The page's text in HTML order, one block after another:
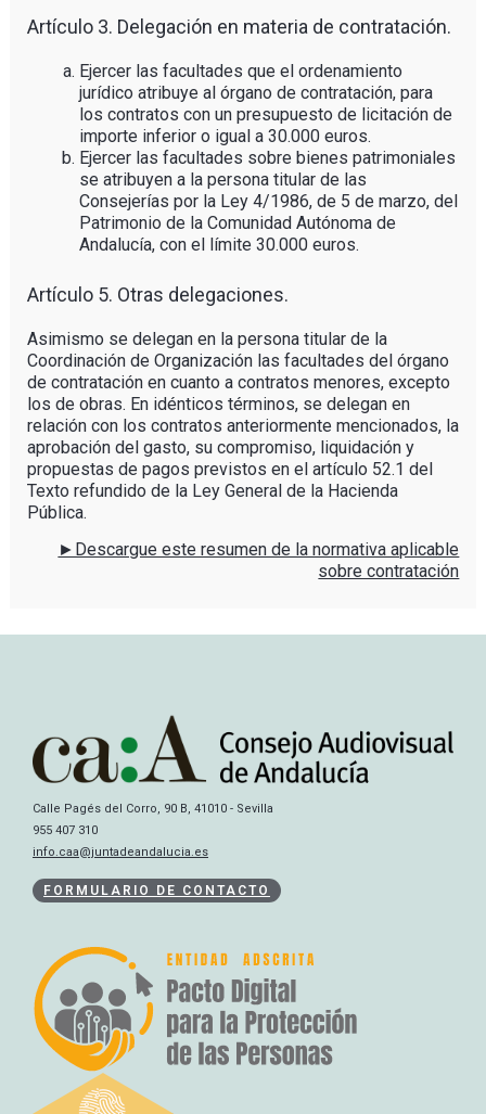
Artículo 3. Delegación en materia de contratación.
Ejercer las facultades que el ordenamiento
jurídico atribuye al órgano de contratación, para
los contratos con un presupuesto de licitación de
importe inferior o igual a 30.000 euros.
Ejercer las facultades sobre bienes patrimoniales
se atribuyen a la persona titular de las
Consejerías por la Ley 4/1986, de 5 de marzo, del
Patrimonio de la Comunidad Autónoma de
Andalucía, con el límite 30.000 euros.
Artículo 5. Otras delegaciones.
Asimismo se delegan en la persona titular de la
Coordinación de Organización las facultades del órgano
de contratación en cuanto a contratos menores, excepto
los de obras. En idénticos términos, se delegan en
relación con los contratos anteriormente mencionados, la
aprobación del gasto, su compromiso, liquidación y
propuestas de pagos previstos en el artículo 52.1 del
Texto refundido de la Ley General de la Hacienda
Pública.
►Descargue este resumen de la normativa aplicable
sobre contratación
Calle Pagés del Corro, 90 B, 41010 - Sevilla
955 407 310
info.caa@juntadeandalucia.es
FORMULARIO DE CONTACTO